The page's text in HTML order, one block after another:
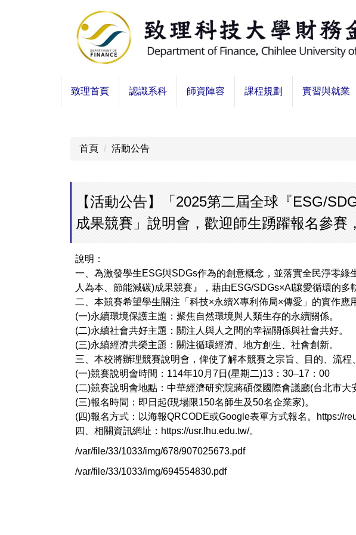
致理首頁 認識系科 師資陣容 課程規劃 實習與就業
首頁 活動公告
【活動公告】「2025第二屆全球『ESG/
成果競賽」說明會，歡迎師生踴躍報名參賽
說明：​
一、為激發學生ESG與SDGs作為的創意概念，並落實全民淨零
人為本、節能減碳)成果競賽』，藉由ESG/SDGs×AI讓愛循環的
二、本競賽希望學生關注「科技×永續X專利佈局×傳愛」的實作
(一)永續環境保護主題：聚焦自然環境與人類生存的永續關係。
(二)永續社會共好主題：關注人與人之間的幸福關係與社會共好。
(三)永續經濟共榮主題：關注循環經濟、地方創生、社會創新。
三、本校將辦理競賽說明會，俾使了解本競賽之宗旨、目的、流程
(一)競賽說明會時間：114年10月7日(星期二)13：30–17：00
(二)競賽說明會地點：中華經濟研究院蔣碩傑國際會議廳(台北市大
(三)報名時間：即日起(現場限150名師生及50名企業家)。
(四)報名方式：以海報QRCODE或Google表單方式報名。
https://
四、相關資訊網址： https://usr.lhu.edu.tw/。
/var/file/33/1033/img/678/907025673.pdf
/var/file/33/1033/img/694554830.pdf